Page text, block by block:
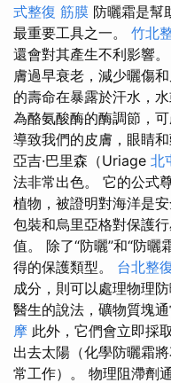
式整復 筋膜 防曬霜是幫
最重要工具之一。 竹北
還會對其產生不利影響。
膚過早衰老，減少曬傷
的壽命在暴露於汗水，
為酪氨酸酶的酶調節，
導致我們的皮膚，眼睛
亞吉·巴里森（Uriage 北
法非常出色。 它的公式
植物，被證明對海洋是安
包裝和烏里亞格對保護
值。 除了“防曬”和“防曬
得的保護類型。 台北整
成分，則可以處理物理防
醫生的說法，礦物質塊
摩 此外，它們會立即採
出去太陽（化學防曬霜
常工作）。 物理阻滯劑